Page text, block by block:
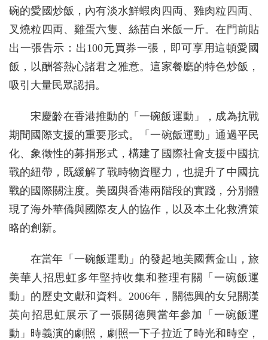
碗的愛國炒飯，內有淡水鮮蝦肉四両、雞肉粒四両、
叉燒粒四両、雞蛋六隻、絲苗白米飯一斤。在門前貼
出一張告示：出100元買券一張，即可享用這頓愛國
飯，以酬答熱心諸君之雅意。這家餐廳的特色炒飯，
吸引大量民眾認捐。
宋慶齡在香港推動的「一碗飯運動」，成為抗戰
期間國際支援的重要形式。「一碗飯運動」通過平民
化、象徵性的募捐形式，構建了國際社會支援中國抗
戰的紐帶，既緩解了戰時物資壓力，也提升了中國抗
戰的國際關注度。美國與香港兩階段的實踐，分別體
現了海外華僑與國際友人的協作，以及本土化救濟策
略的創新。
在當年「一碗飯運動」的發起地美國舊金山，旅
美華人招思虹多年堅持收集和整理有關「一碗飯運
動」的歷史文獻和資料。2006年，關德興的女兒關漢
英向招思虹展示了一張關德興當年參加「一碗飯運
動」時義演的劇照，劇照一下子拉近了時光和時空，